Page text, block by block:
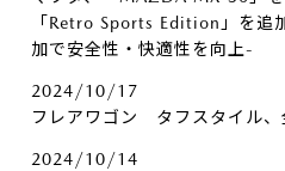
「Retro Sports Edition」を追
加で安全性・快適性を向上-
2024/10/17
フレアワゴン タフスタイル、
2024/10/14